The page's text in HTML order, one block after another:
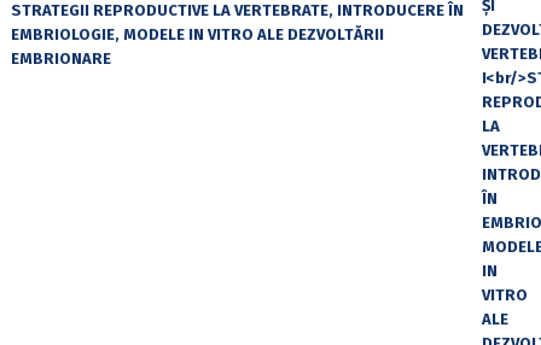
STRATEGII REPRODUCTIVE LA VERTEBRATE, INTRODUCERE ÎN
EMBRIOLOGIE, MODELE IN VITRO ALE DEZVOLTĂRII
EMBRIONARE